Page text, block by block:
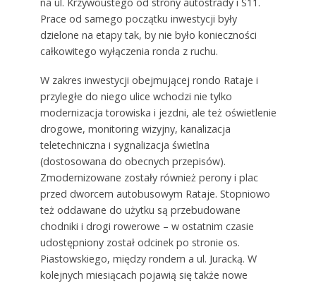
Prace od samego początku inwestycji były
dzielone na etapy tak, by nie było konieczności
całkowitego wyłączenia ronda z ruchu.
W zakres inwestycji obejmującej rondo Rataje i
przyległe do niego ulice wchodzi nie tylko
modernizacja torowiska i jezdni, ale też oświetlenie
drogowe, monitoring wizyjny, kanalizacja
teletechniczna i sygnalizacja świetlna
(dostosowana do obecnych przepisów).
Zmodernizowane zostały również perony i plac
przed dworcem autobusowym Rataje. Stopniowo
też oddawane do użytku są przebudowane
chodniki i drogi rowerowe – w ostatnim czasie
udostępniony został odcinek po stronie os.
Piastowskiego, między rondem a ul. Juracką. W
kolejnych miesiącach pojawią się także nowe